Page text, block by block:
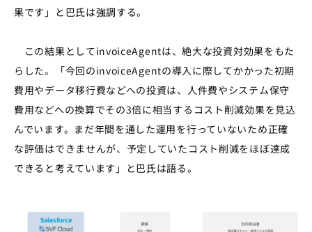
果です」と巴氏は強調する。
この結果としてinvoiceAgentは、絶大な投資対効果をもた
らした。「今回のinvoiceAgentの導入に際してかかった初期
費用やデータ移行費などへの投資は、人件費やシステム保守
費用などへの換算でその3倍に相当するコスト削減効果を見込
んでいます。まだ年間を通した運用を行っていないため正確
な評価はできませんが、予定していたコスト削減をほぼ達成
できると考えています」と巴氏は語る。